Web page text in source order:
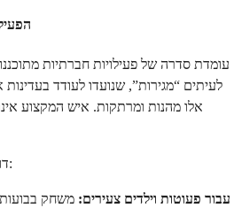
לעיתים “מגירות”, שנועדו לעודד
אלו מהנות ומרתקות. איש המקצוע
דוגמאות לפעילויות עשויות לכלול:
עבור פעוטות וילדים צעירים: משחק